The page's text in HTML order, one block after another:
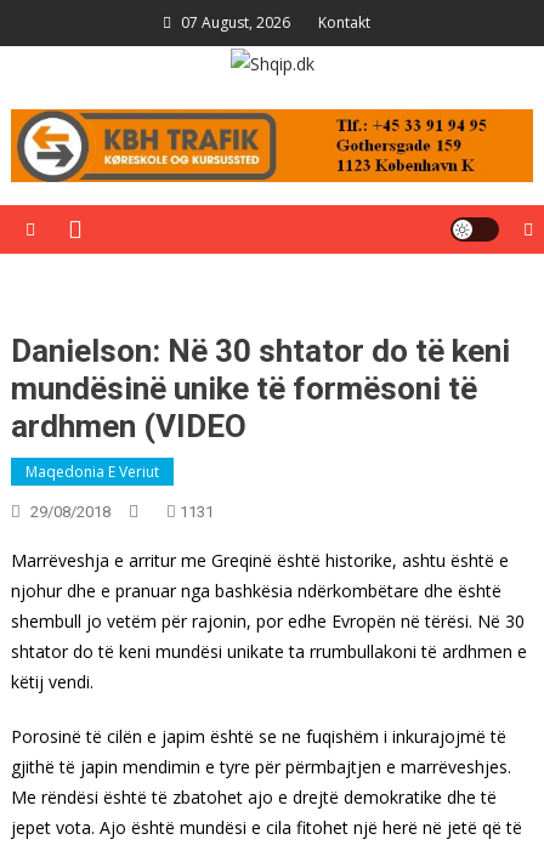
to
07 August, 2026 Kontakt
Danielson: Në 30 shtator do të keni
mundësinë unike të formësoni të
ardhmen (VIDEO
Maqedonia E Veriut
29/08/2018 1131
Marrëveshja e arritur me Greqinë është historike, ashtu është e
njohur dhe e pranuar nga bashkësia ndërkombëtare dhe është
shembull jo vetëm për rajonin, por edhe Evropën në tërësi. Në 30
shtator do të keni mundësi unikate ta rrumbullakoni të ardhmen e
këtij vendi.
Porosinë të cilën e japim është se ne fuqishëm i inkurajojmë të
gjithë të japin mendimin e tyre për përmbajtjen e marrëveshjes.
Me rëndësi është të zbatohet ajo e drejtë demokratike dhe të
jepet vota. Ajo është mundësi e cila fitohet një herë në jetë që të